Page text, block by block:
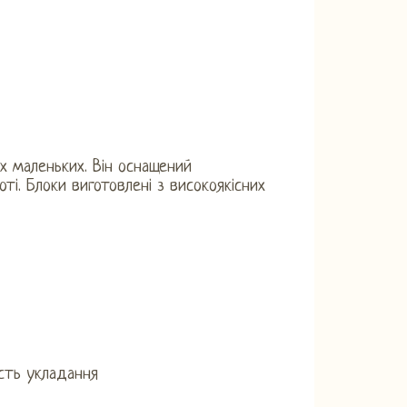
маленьких. Він оснащений
Блоки виготовлені з високоякісних
укладання